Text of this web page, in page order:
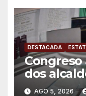
DESTACADA
Congreso
dos
AGO 5, 2026